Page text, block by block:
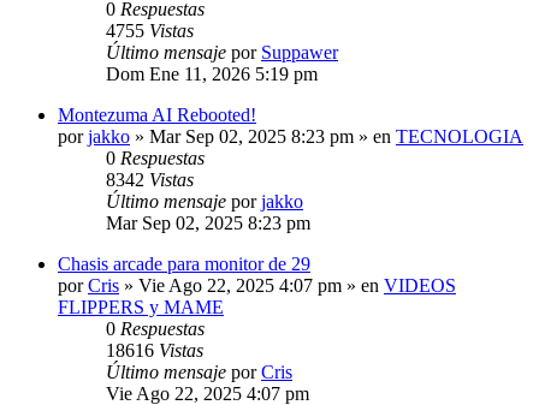
0 Respuestas
4755 Vistas
Último mensaje por Suppawer
Dom Ene 11, 2026 5:19 pm
Montezuma AI Rebooted!
porjakko » Mar Sep 02, 2025 8:23 pm » en TECNOLOGIA
0 Respuestas
8342 Vistas
Último mensaje porjakko
Mar Sep 02, 2025 8:23 pm
Chasis arcade para monitor de 29
porCris » Vie Ago 22, 2025 4:07 pm » en VIDEOS
FLIPPERS y MAME
0 Respuestas
18616 Vistas
Último mensaje porCris
Vie Ago 22, 2025 4:07 pm